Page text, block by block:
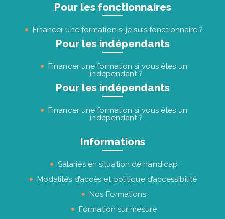
Pour les fonctionnaires
Financer une formation si je suis fonctionnaire ?
Pour les indépendants
Financer une formation si vous êtes un
indépendant ?
Pour les indépendants
Financer une formation si vous êtes un
indépendant ?
Informations
Salariés en situation de handicap
Modalités d’accès et politique d’accessibilité
Nos Formations
Formation sur mesure